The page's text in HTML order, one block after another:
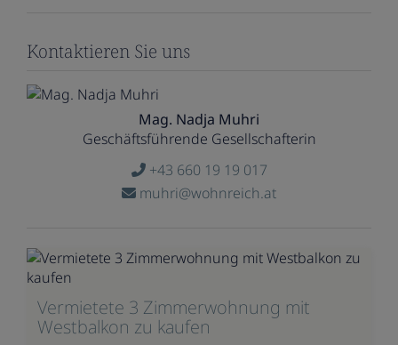
Kontaktieren Sie uns
Mag. Nadja Muhri
Geschäftsführende Gesellschafterin
+43 660 19 19 017
muhri@wohnreich.at
Vermietete 3 Zimmerwohnung mit
Westbalkon zu kaufen